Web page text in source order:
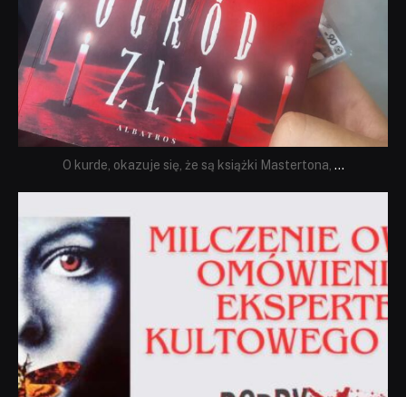
O kurde, okazuje się, że są książki Mastertona, ...